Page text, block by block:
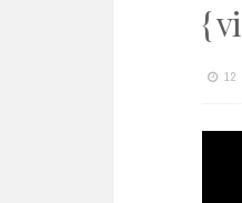
{
12